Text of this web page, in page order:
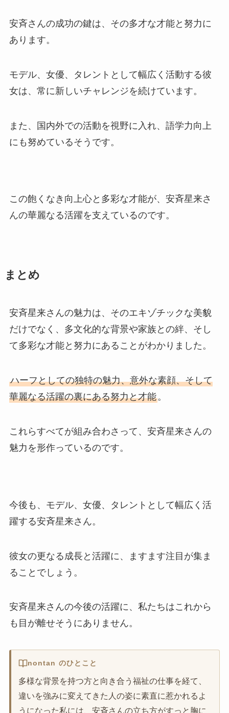
安斉さんの成功の鍵は、その多才な才能と努力に
あります。
モデル、女優、タレントとして幅広く活動する彼
女は、常に新しいチャレンジを続けています。
また、国内外での活動を視野に入れ、語学力向上
にも努めているそうです。
この飽くなき向上心と多彩な才能が、安斉星来さ
んの華麗なる活躍を支えているのです。
まとめ
安斉星来さんの魅力は、そのエキゾチックな美貌
だけでなく、多文化的な背景や家族との絆、そし
て多彩な才能と努力にあることがわかりました。
ハーフとしての独特の魅力、意外な素顔、そして
華麗なる活躍の裏にある努力と才能。
これらすべてが組み合わさって、安斉星来さんの
魅力を形作っているのです。
今後も、モデル、女優、タレントとして幅広く活
躍する安斉星来さん。
彼女の更なる成長と活躍に、ますます注目が集ま
ることでしょう。
安斉星来さんの今後の活躍に、私たちはこれから
も目が離せそうにありません。
nontan のひとこと
多様な背景を持つ方と向き合う福祉の仕事を経て、
違いを強みに変えてきた人の姿に素直に惹かれるよ
うになった私には、安斉さんの立ち方がすっと胸に